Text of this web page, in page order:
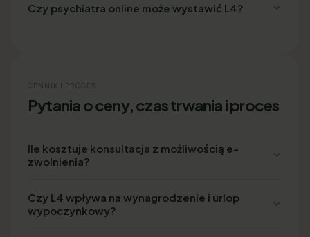
Czy psychiatra online może wystawić L4?
CENNIK I PROCES
Pytania o ceny, czas trwania i proces
Ile kosztuje konsultacja z możliwością e-
zwolnienia?
Czy L4 wpływa na wynagrodzenie i urlop
wypoczynkowy?